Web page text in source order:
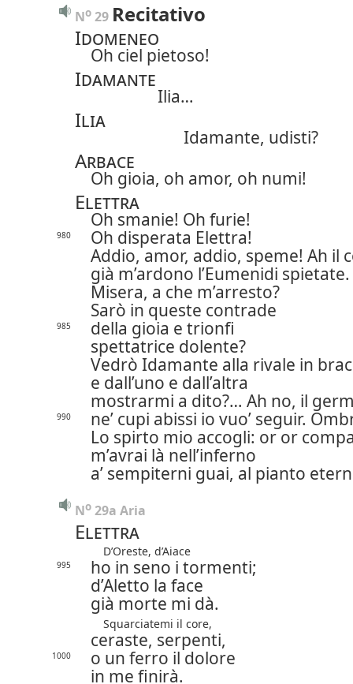
No 29 Recitativo
Idomeneo
Oh ciel pietoso!
Idamante
Ilia…
Ilia
Idamante, udisti?
Arbace
Oh gioia, oh amor, oh numi!
Elettra
Oh smanie! Oh furie!
980
Oh disperata Elettra!
Addio, amor, addio, speme! Ah il
già m’ardono l’Eumenidi spietate.
Misera, a che m’arresto?
Sarò in queste contrade
985
della gioia e trionfi
spettatrice dolente?
Vedrò Idamante alla rivale in
e dall’uno e dall’altra
mostrarmi a dito?… Ah no, il
990 ne’ cupi abissi io vuo’ seguir.
Lo spirto mio accogli: or or
m’avrai là nell’inferno
a’ sempiterni guai, al pianto
No 29a Aria
Elettra
D’Oreste, d’Aiace
995
ho in seno i tormenti;
d’Aletto la face
già morte mi dà.
Squarciatemi il core,
ceraste, serpenti,
1000
o un ferro il dolore
in me finirà.